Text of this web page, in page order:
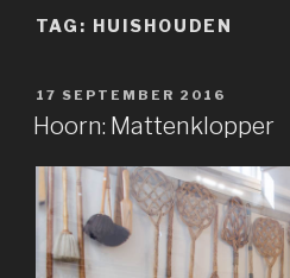
TAG: HUISHOUDEN
GEPLAATST
OP
17 SEPTEMBER 2016
Hoorn: Mattenklopper